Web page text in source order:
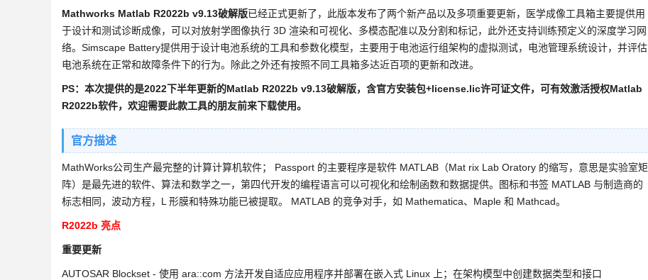
Mathworks Matlab R2022b v9.13破解版已经正式更新了，此版本发布了两个新产品以及多项重要更新，医学成像工具箱主要提供用
于设计和测试诊断成像，可以对放射学图像执行 3D 渲染和可视化、多模态配准以及分割和标记，此外还支持训练预定义的深度学习网
络。Simscape Battery提供用于设计电池系统的工具和参数化模型，主要用于电池运行组架构的虚拟测试，电池管理系统设计，并评估
电池系统在正常和故障条件下的行为。除此之外还有按照不同工具箱多达近百项的更新和改进。
PS：本次提供的是2022下半年更新的Matlab R2022b v9.13破解版，含官方安装包+license.lic许可证文件，可有效激活授权Matlab
R2022b软件，欢迎需要此款工具的朋友前来下载使用。
官方描述
MathWorks公司生产最完整的计算计算机软件； Passport 的主要程序是软件 MATLAB（Mat rix Lab Oratory 的缩写，意思是实验室矩
阵）是最先进的软件、算法和数学之一，第四代开发的编程语言可以可视化和绘制函数和数据提供。图标和书签 MATLAB 与制造商的
标志相同，波动方程，L 形膜和特殊功能已被提取。 MATLAB 的竞争对手，如 Mathematica、Maple 和 Mathcad。
R2022b 亮点
重要更新
AUTOSAR Blockset - 使用 ara::com 方法开发自适应应用程序并部署在嵌入式 Linux 上；在架构模型中创建数据类型和接口